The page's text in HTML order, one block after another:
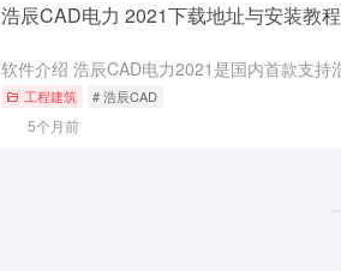
浩辰CAD电力 2021下载地址与安装教程
工程建筑 # 浩辰CAD
5个月前